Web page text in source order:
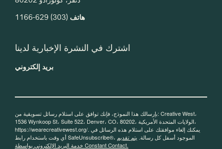
هاتف (303) 629-1166
اشترك في النشرة الإخبارية لدينا
بريد إلكتروني
بإرسالك هذا النموذج، فإنك توافق على استلام رسائل تسويقية من: Creative West،
1536 Wynkoop St، Suite 522، Denver، CO، 80202، الولايات المتحدة الأمريكية،
https://wearecreativewest.org/. يمكنك إلغاء موافقتك على استلام هذه الرسائل في
أي وقت باستخدام رابط SafeUnsubscribe®، الموجود أسفل كل رسالة. يتم تقديم
خدمة البريد الإلكتروني بواسطة Constant Contact.